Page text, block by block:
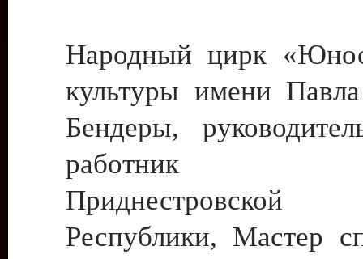
Народный цирк
культуры имени
Бендеры,
работник
Приднестровской
Республики, Мастер